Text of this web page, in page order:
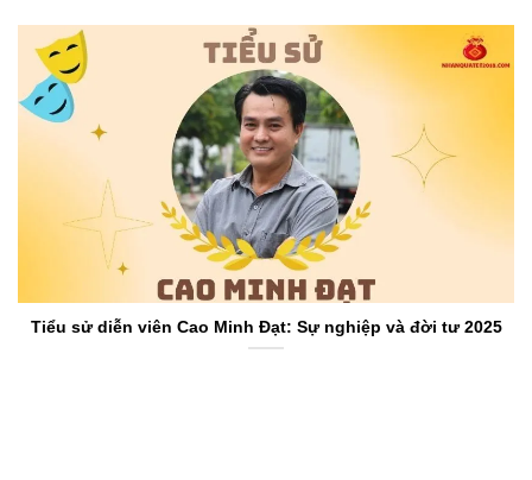
Tiểu sử diễn viên Cao Minh Đạt: Sự nghiệp và đời tư 2025